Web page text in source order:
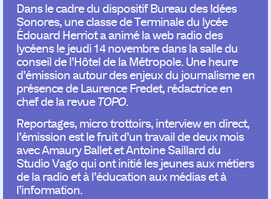
Dans le cadre du dispositif Bureau des Idées
Sonores, une classe de Terminale du lycée
Édouard Herriot a animé la web radio des
lycéens le jeudi 14 novembre dans la salle du
conseil de l’Hôtel de la Métropole. Une heure
d’émission autour des enjeux du journalisme en
présence de Laurence Fredet, rédactrice en
chef de la revueTOPO.
Reportages, micro trottoirs, interview en direct,
l’émission est le fruit d’un travail de deux mois
avec Amaury Ballet et Antoine Saillard du
Studio Vago qui ont initié les jeunes aux métiers
de la radio et à l’éducation aux médias et à
l’information.